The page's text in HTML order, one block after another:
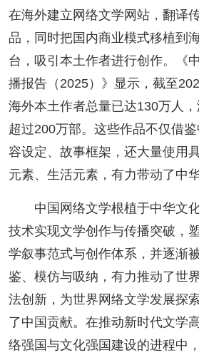
在海外建立网络文学网站，翻译
品，同时把国内商业模式移植到
台，吸引本土作者进行创作。《
播报告（2025）》显示，截至
海外本土作者总量已达130万人
超过200万部。这些作品不仅借
容设定、故事框架，还大量使用
元素、生活元素，有力带动了中
中国网络文学根植于中华文
技术实现文学创作与传播突破，
学叙事范式与创作体系，并逐渐
鉴、模仿与吸纳，有力推动了世
法创新，为世界网络文学发展探
了中国贡献。在推动新时代文学
络强国与文化强国建设的进程中